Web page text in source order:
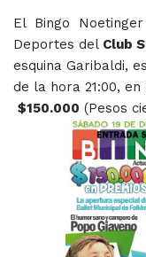
El Bingo Noetinger
Deportes del Club
esquina Garibaldi,
de la hora 21:00,
$150.000 (Pesos